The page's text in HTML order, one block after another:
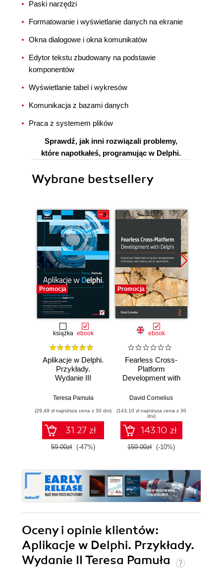
Paski narzędzi
Formatowanie i wyświetlanie danych na ekranie
Okna dialogowe i okna komunikatów
Edytor tekstu zbudowany na podstawie
komponentów
Wyświetlanie tabel i wykresów
Komunikacja z bazami danych
Praca z systemem plików
Sprawdź, jak inni rozwiązali problemy,
które napotkałeś, programując w Delphi.
Wybrane bestsellery
Promocja
książka ebook
Aplikacje w Delphi.
Przykłady.
Wydanie III
Teresa Pamuła
(29,49 zł najniższa cena z 30 dni)
31.27 zł
59.00zł (-47%)
Promocja
ebook
Fearless Cross-
Platform
Development with
your Delphi skills to
generation of
Windows, web,
mobile, and IoT
applications
David Cornelius
(143,10 zł najniższa cena z 30
dni)
143.10 zł
159.00zł (-10%)
Oceny i opinie klientów:
Aplikacje w Delphi. Przykłady.
Wydanie II Teresa Pamuła